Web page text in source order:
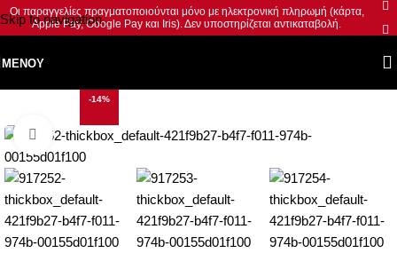
Skip to navigation
Skip to main content
Οι παραγγελίες πραγματοποιούνται μόνο με ηλεκτρονική πληρωμή (κάρτα,
Apple Pay, Google Pay και Iris). Δεν υποστηρίζεται αντικαταβολή.
ΜΕΝΟΎ
-14%
Κλικ για μεγέθυνση